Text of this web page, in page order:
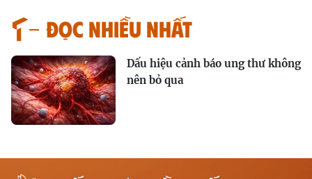
Đọc nhiều nhất
Dấu hiệu cảnh báo ung thư không
nên bỏ qua